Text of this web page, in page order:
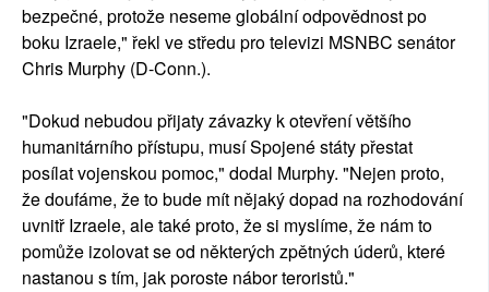
bezpečné, protože neseme globální odpovědnost po
boku Izraele," řekl ve středu pro televizi MSNBC senátor
Chris Murphy (D-Conn.).
"Dokud nebudou přijaty závazky k otevření většího
humanitárního přístupu, musí Spojené státy přestat
posílat vojenskou pomoc," dodal Murphy. "Nejen proto,
že doufáme, že to bude mít nějaký dopad na rozhodování
uvnitř Izraele, ale také proto, že si myslíme, že nám to
pomůže izolovat se od některých zpětných úderů, které
nastanou s tím, jak poroste nábor teroristů."